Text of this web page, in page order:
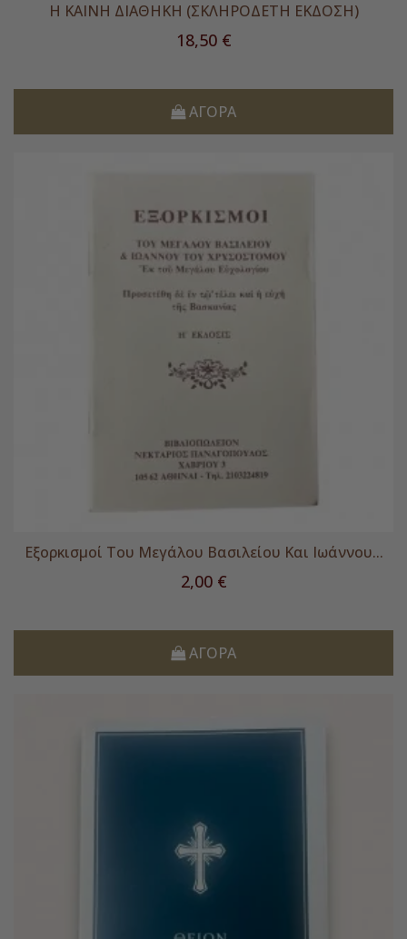
Η ΚΑΙΝΗ ΔΙΑΘΗΚΗ (ΣΚΛΗΡΟΔΕΤΗ ΕΚΔΟΣΗ)
Τιμή
18,50 €
ΑΓΟΡΆ
Εξορκισμοί Του Μεγάλου Βασιλείου Και Ιωάννου...
Τιμή
2,00 €
ΑΓΟΡΆ